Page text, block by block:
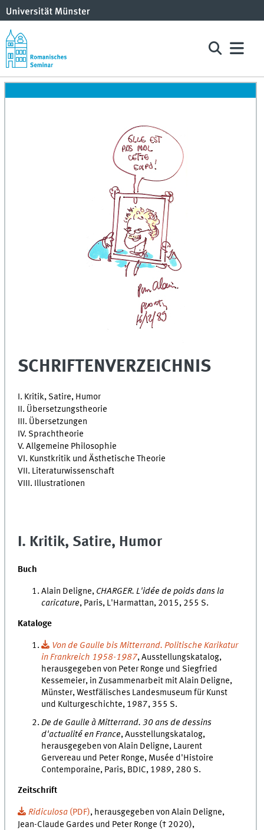
SCHRIFTENVERZEICHNIS
I. Kritik, Satire, Humor
II. Übersetzungstheorie
III. Übersetzungen
IV. Sprachtheorie
V. Allgemeine Philosophie
VI. Kunstkritik und Ästhetische Theorie
VII. Literaturwissenschaft
VIII. Illustrationen
I. Kritik, Satire, Humor
Buch
Alain Deligne, CHARGER. L'idée de poids dans la
caricature, Paris, L'Harmattan, 2015, 255 S.
Kataloge
Von de Gaulle bis Mitterrand. Politische Karikatur
in Frankreich 1958-1987, Ausstellungskatalog,
herausgegeben von Peter Ronge und Siegfried
Kessemeier, in Zusammenarbeit mit Alain Deligne,
Münster, Westfälisches Landesmuseum für Kunst
und Kulturgeschichte, 1987, 355 S.
De de Gaulle à Mitterrand. 30 ans de dessins
d'actualité en France, Ausstellungskatalog,
herausgegeben von Alain Deligne, Laurent
Gervereau und Peter Ronge, Musée d'Histoire
Contemporaine, Paris, BDIC, 1989, 280 S.
Zeitschrift
Ridiculosa (PDF), herausgegeben von Alain Deligne,
Jean-Claude Gardes und Peter Ronge († 2020),